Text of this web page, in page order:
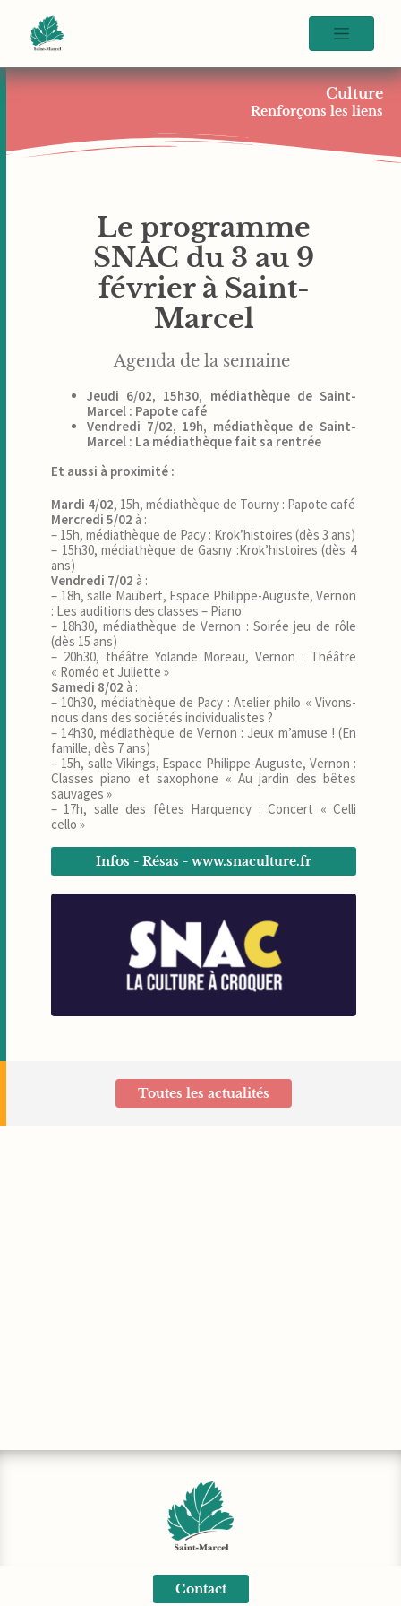
Culture
Renforçons les liens
Le programme
SNAC du 3 au 9
février à Saint-
Marcel
Agenda de la semaine
Jeudi 6/02, 15h30, médiathèque de Saint-
Marcel : Papote café
Vendredi 7/02, 19h, médiathèque de Saint-
Marcel : La médiathèque fait sa rentrée
Et aussi à proximité :
Mardi 4/02, 15h, médiathèque de Tourny : Papote café
Mercredi 5/02 à :
– 15h, médiathèque de Pacy : Krok’histoires (dès 3 ans)
– 15h30, médiathèque de Gasny :Krok’histoires (dès 4
ans)
Vendredi 7/02 à :
– 18h, salle Maubert, Espace Philippe-Auguste, Vernon
: Les auditions des classes – Piano
– 18h30, médiathèque de Vernon : Soirée jeu de rôle
(dès 15 ans)
– 20h30, théâtre Yolande Moreau, Vernon : Théâtre
« Roméo et Juliette »
Samedi 8/02 à :
– 10h30, médiathèque de Pacy : Atelier philo « Vivons-
nous dans des sociétés individualistes ?
– 14h30, médiathèque de Vernon : Jeux m’amuse ! (En
famille, dès 7 ans)
– 15h, salle Vikings, Espace Philippe-Auguste, Vernon :
Classes piano et saxophone « Au jardin des bêtes
sauvages »
– 17h, salle des fêtes Harquency : Concert « Celli
cello »
Infos - Résas - www.snaculture.fr
Toutes les actualités
Contact